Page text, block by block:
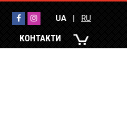
UA|RU
КОНТАКТИ